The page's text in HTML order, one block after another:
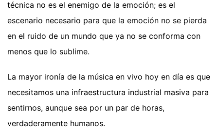
técnica no es el enemigo de la emoción; es el
escenario necesario para que la emoción no se pierda
en el ruido de un mundo que ya no se conforma con
menos que lo sublime.
La mayor ironía de la música en vivo hoy en día es que
necesitamos una infraestructura industrial masiva para
sentirnos, aunque sea por un par de horas,
verdaderamente humanos.